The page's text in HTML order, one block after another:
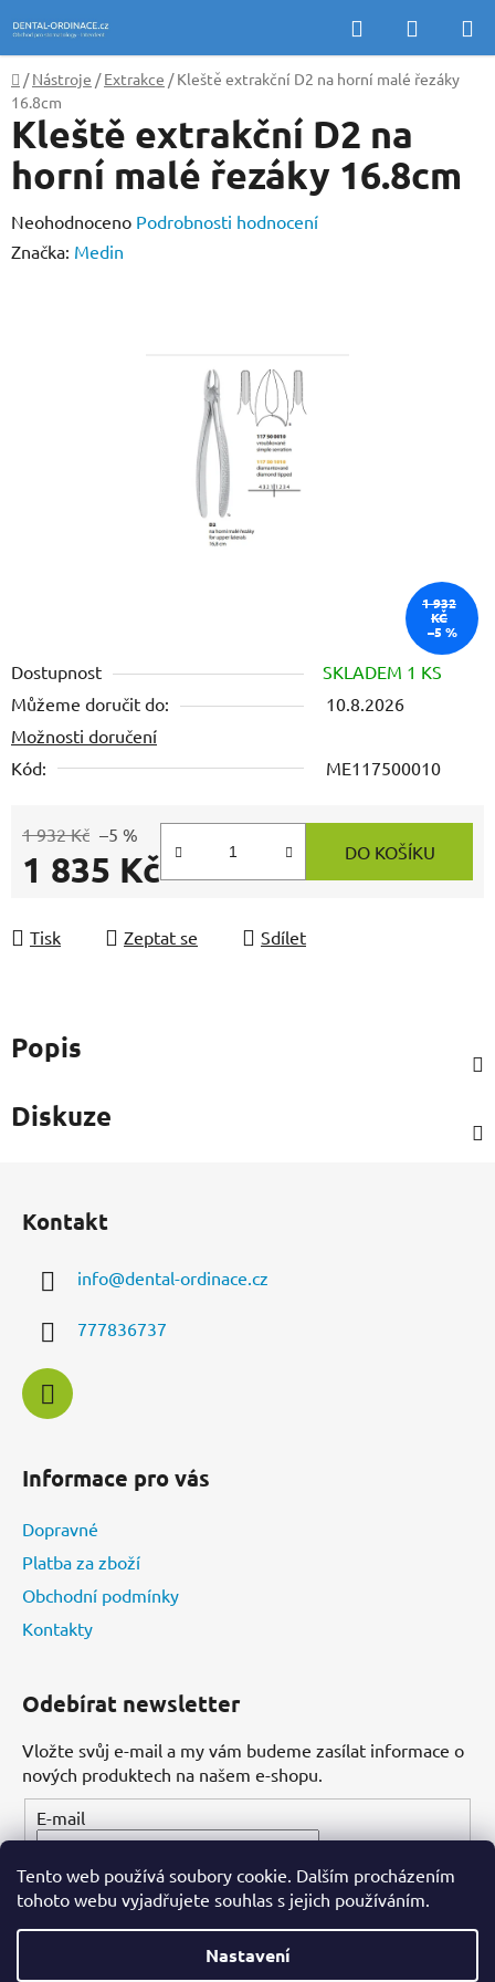
Tento web používá soubory cookie. Dalším procházením
tohoto webu vyjadřujete souhlas s jejich používáním.
Nastavení
na
obsah
Hledat
KOŠÍK
Domů
/ Nástroje / Extrakce / Kleště extrakční D2 na horní malé řezáky
16.8cm
Dostupnost
SKLADEM 1 KS
Můžeme doručit do:
10.8.2026
Možnosti doručení
Kód:
ME117500010
1 932 Kč –5 %
1 835 Kč DO KOŠÍKU
Tisk Zeptat se Sdílet
Kleště extrakční D2 na
horní malé řezáky 16.8cm
Průměrné
hodnocení
Neohodnoceno Podrobnosti hodnocení
Značka: Medin
1 932
KČ
–5 %
Popis
Diskuze
Kontakt
info@dental-ordinace.cz
777836737
Informace pro vás
Dopravné
Platba za zboží
Obchodní podmínky
Kontakty
Odebírat newsletter
Vložte svůj e-mail a my vám budeme zasílat informace o
nových produktech na našem e-shopu.
E-mail
PŘIHLÁSIT SE